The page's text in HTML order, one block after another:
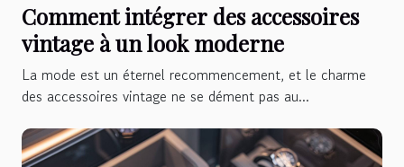
Comment intégrer des accessoires
vintage à un look moderne
La mode est un éternel recommencement, et le charme
des accessoires vintage ne se dément pas au...